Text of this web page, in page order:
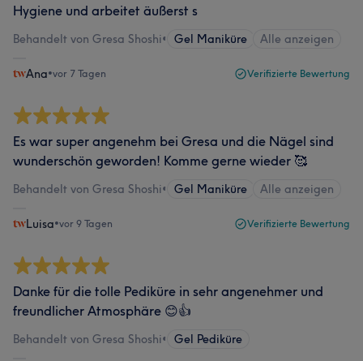
Hygiene und arbeitet äußerst s
Behandelt von Gresa Shoshi• Gel Maniküre Alle anzeigen
Ana•vor 7 Tagen Verifizierte Bewertung
Es war super angenehm bei Gresa und die Nägel sind
wunderschön geworden! Komme gerne wieder 🥰
Behandelt von Gresa Shoshi• Gel Maniküre Alle anzeigen
Luisa•vor 9 Tagen Verifizierte Bewertung
Danke für die tolle Pediküre in sehr angenehmer und
freundlicher Atmosphäre 😊👍
Behandelt von Gresa Shoshi• Gel Pediküre